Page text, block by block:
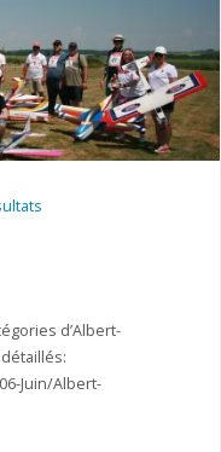
d’Albert-
Juin/Albert-